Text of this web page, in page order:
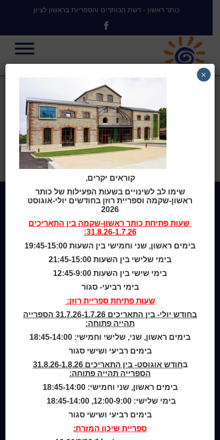
כותר ראשון - רשת הכותרים והספריות בראשון לציון
corsica
Mediatheque Plomel,
Bretagne, France
מי אנחנו
צור קשר
שעות סיפור
קטלוג כותר ראשון
ארכיון ספריית השבוע
מדיניות הפרטיות
מדיניות שימוש בקבצי קוקיז (Cookies Policy)
קוראים יקרים,
שימו לב לשינויים בשעות הפעילות של כותר
ראשון-שקמה וספריית רוזן בחודשים יולי-אוגוסט
2026
שעות פתיחת כותר ראשון-שקמה בין התאריכים
31.8.26-1.7.26:
בימים ראשון, שני וחמישי בין השעות 19:45-15:00
בימי שלישי בין השעות 21:45-15:00
בימי שישי בין השעות 12:45-9:00
בימי רביעי- סגור
שעות פתיחת ספריית רוזן:
בחודש יולי- בין התאריכים 31.7.26-1.7.26 הספרייה
תהייה פתוחה:
בימים ראשון, שני, שלישי וחמישי: 18:45-14:00
בימים רביעי ושישי סגור
ב
חודש אוגוסט- בין התאריכים 31.8.26-1.8.26
הספרייה תהייה פתוחה:
בימים ראשון, שני וחמישי: 18:45-14:00
בימי שלישי: 12:00-9:00, 18:45-14:00
בימים רביעי ושישי סגור
ספריית שיכון המזרח:
×